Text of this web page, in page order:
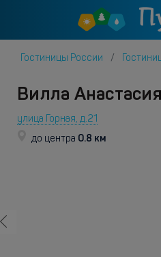
Гостиницы России
Вилла
улица Горная, д.21
до центра 0.8 км